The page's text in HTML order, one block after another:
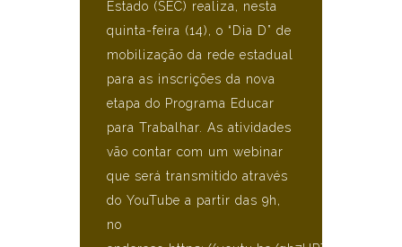
Estado (SEC) realiza, nesta
quinta-feira (14), o “Dia D” de
mobilização da rede estadual
para as inscrições da nova
etapa do Programa Educar
para Trabalhar. As atividades
vão contar com um webinar
que será transmitido através
do YouTube a partir das 9h,
no